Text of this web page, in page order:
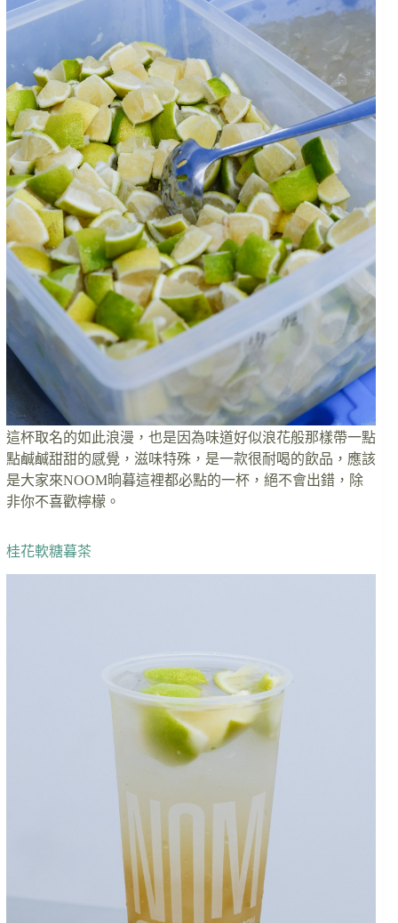
這杯取名的如此浪漫，也是因為味道好似浪花般那樣帶一點
點鹹鹹甜甜的感覺，滋味特殊，是一款很耐喝的飲品，應該
是大家來NOOM晌暮這裡都必點的一杯，絕不會出錯，除
非你不喜歡檸檬。
桂花軟糖暮茶